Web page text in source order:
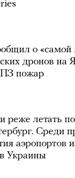
о «самой
дронов на
пожар
реже летать
Среди
аэропортов
Украины